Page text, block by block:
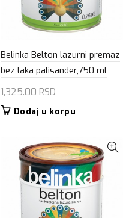
Belinka Belton lazurni premaz
bez laka palisander,750 ml
1,325.00 RSD
Dodaj u korpu